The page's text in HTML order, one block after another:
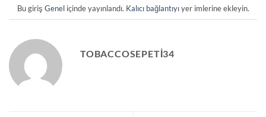
Bu giriş Geneliçinde yayınlandı. Kalıcı bağlantıyıyer imlerine ekleyin.
TOBACCOSEPETI34